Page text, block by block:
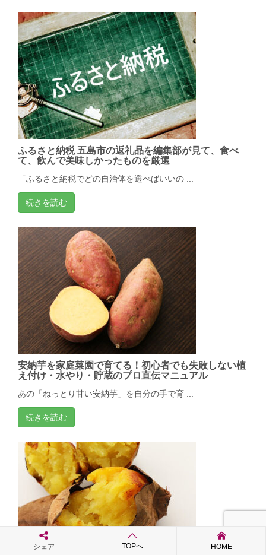
ふるさと納税 五島市の返礼品を編集部が見て、食べ
て、飲んで美味しかったものを厳選
「ふるさと納税でどの自治体を選べばいいの ...
続きを読む
安納芋を家庭菜園で育てる！初心者でも失敗しない植
え付け・水やり・貯蔵のプロ直伝マニュアル
あの「ねっとり甘い安納芋」を自分の手で育 ...
続きを読む
シェア TOPへ HOME